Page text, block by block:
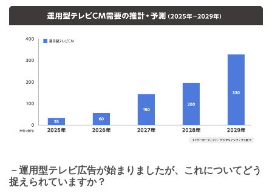
－運用型テレビ広告が始まりましたが、これについてどう
捉えられていますか？